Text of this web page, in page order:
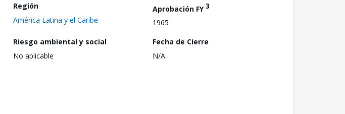
Región
América Latina y el Caribe
Aprobación FY3
1965
Riesgo ambiental y social
No aplicable
Fecha de Cierre
N/A